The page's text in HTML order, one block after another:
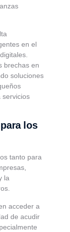
en el
brechas en
soluciones
servicios
los
tanto para
la
acceder a
de acudir